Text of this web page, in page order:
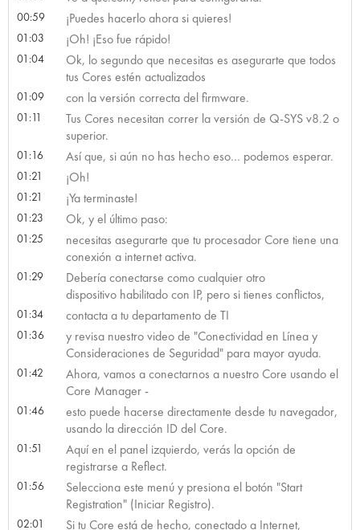
00:59 ¡Puedes hacerlo ahora si quieres!
01:03 ¡Oh! ¡Eso fue rápido!
01:04
Ok, lo segundo que necesitas es asegurarte que todos
tus Cores estén actualizados
01:09 con la versión correcta del firmware.
01:11
Tus Cores necesitan correr la versión de Q-SYS v8.2 o
superior.
01:16 Así que, si aún no has hecho eso… podemos esperar.
01:21 ¡Oh!
01:21 ¡Ya terminaste!
01:23 Ok, y el último paso:
01:25
necesitas asegurarte que tu procesador Core tiene una
conexión a internet activa.
01:29
Debería conectarse como cualquier otro
dispositivo habilitado con IP, pero si tienes conflictos,
01:34 contacta a tu departamento de TI
01:36
y revisa nuestro video de "Conectividad en Línea y
Consideraciones de Seguridad" para mayor ayuda.
01:42
Ahora, vamos a conectarnos a nuestro Core usando el
Core Manager -
01:46
esto puede hacerse directamente desde tu navegador,
usando la dirección ID del Core.
01:51
Aquí en el panel izquierdo, verás la opción de
registrarse a Reflect.
01:56
Selecciona este menú y presiona el botón "Start
Registration" (Iniciar Registro).
02:01 Si tu Core está de hecho, conectado a Internet,